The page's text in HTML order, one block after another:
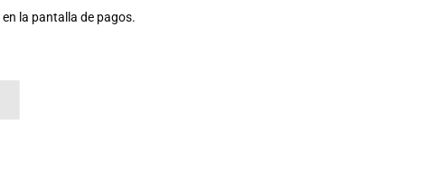
la pantalla de pagos.